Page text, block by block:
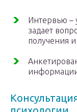
Интервью –
задает
получения